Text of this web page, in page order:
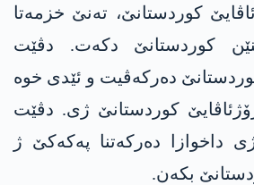
کوردستانێ، تەنێ خزمەتا
کوردستانێ دکەت. دڤێت
دەرکەڤیت و ئێدی خوە
کوردستانێ ژی. دڤێت
داخوازا دەرکەتنا پەکەکێ ژ
بکەن.